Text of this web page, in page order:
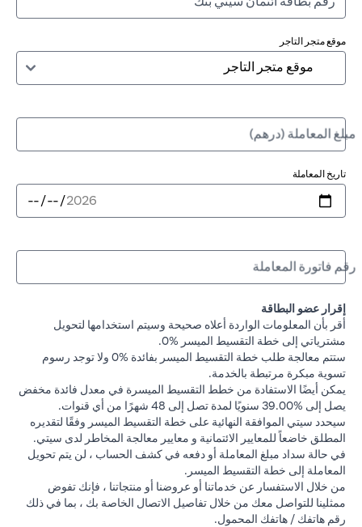
موقع متجر التاجر
مبلغ المعاملة (درهم)
تاريخ المعاملة
رقم فاتورة المعاملة
إقرار عضو البطاقة
أقر بأن المعلومات الواردة أعلاه صحيحة وسيتم استخدامها لتحويل
مشترياتي إلى خطة التقسيط الميسر %0.
ستتم معالجة طلب خطة التقسيط الميسر بفائدة %0 ولا توجد رسوم
تسوية مبكرة مرتبطة بالخدمة.
يمكن أيضًا الاستفادة من خطط التقسيط الميسرة في معدل فائدة مخفض
يصل إلى %39.00 سنويًا لمدة تصل إلى 48 شهرًا من أي قنوات.
سيحدد سيتي الموافقة النهائية على خطة التقسيط الميسر وفقًا لتقديره
المطلق خاضعاً للمعايير الائتمانية و معايير معالجة المخاطر لدى سيتي.
في حالة سداد مبلغ المعاملة أو دفعه في كشف الحساب ، لن يتم تحويل
المعاملة إلى خطة التقسيط الميسر.
من خلال الاستفسار عن خدماتنا أو عروضنا أو منتجاتنا ، فإنك تفوض
ممثلينا للتواصل معك من خلال تفاصيل الاتصال الخاصة بك ، بما في ذلك
رقم هاتفك / هاتفك المحمول.